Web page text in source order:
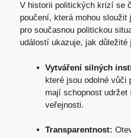
V historii politických krizí se
poučení, která mohou sloužit
pro současnou politickou
událostí ukazuje, jak důležité
Vytváření silných
které jsou odolné vůči
mají schopnost udržet
veřejnosti.
Transparentnost: